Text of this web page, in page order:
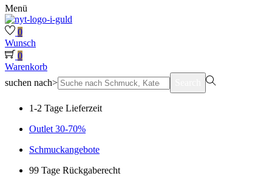
Menü
0
Wunsch
0
Warenkorb
suchen nach>
1-2 Tage Lieferzeit
Outlet 30-70%
Schmuckangebote
99 Tage Rückgaberecht